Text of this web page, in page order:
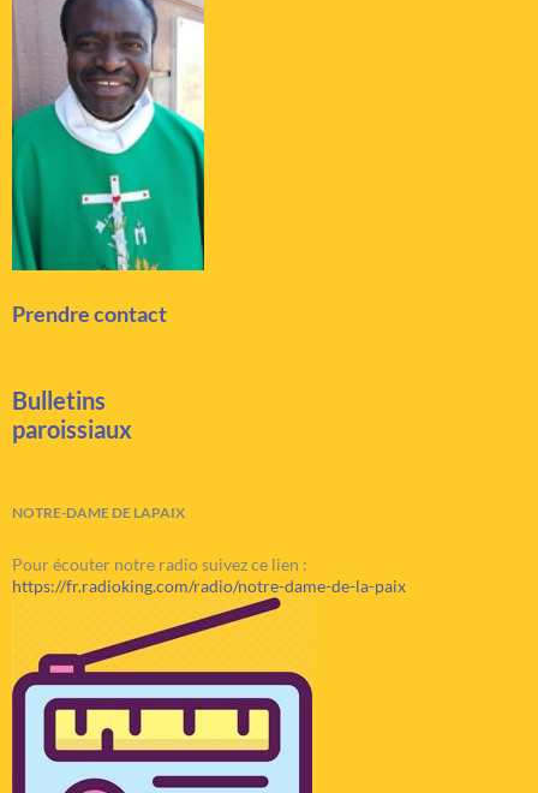
Prendre contact
Bulletins
paroissiaux
NOTRE-DAME DE LAPAIX
Pour écouter notre radio suivez ce lien :
https://fr.radioking.com/radio/notre-dame-de-la-paix